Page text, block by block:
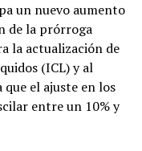
un nuevo aumento
de la prórroga
la actualización de
(ICL) y al
que el ajuste en los
entre un 10% y